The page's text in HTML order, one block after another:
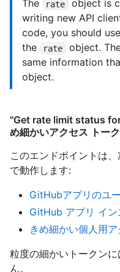
The
rate
object is
writing new API
code, you should
the
rate object.
same information
object.
"Get rate limit status
め細かいアクセス トー
このエンドポイントは
で動作します:
GitHubアプリのユ
GitHub アプリ イ
きめ細かい個人用
粒度の細かいトークン
ん。